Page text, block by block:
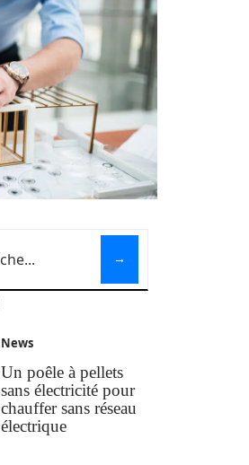
News
Un poêle à pellets
sans électricité pour
chauffer sans réseau
électrique